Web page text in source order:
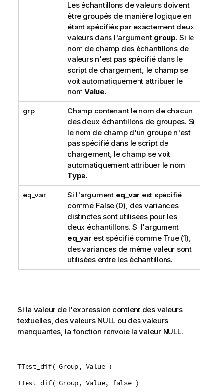
Les échantillons de valeurs doivent
être groupés de manière logique en
étant spécifiés par exactement deux
valeurs dans l'argument group. Si le
nom de champ des échantillons de
valeurs n'est pas spécifié dans le
script de chargement, le champ se
voit automatiquement attribuer le
nom Value.
grp
Champ contenant le nom de chacun
des deux échantillons de groupes. Si
le nom de champ d'un groupe n'est
pas spécifié dans le script de
chargement, le champ se voit
automatiquement attribuer le nom
Type.
eq_var Si l'argument eq_var est spécifié
comme False(0), des variances
distinctes sont utilisées pour les
deux échantillons. Si l'argument
eq_var est spécifié comme True(1),
des variances de même valeur sont
utilisées entre les échantillons.
Si la valeur de l'expression contient des valeurs
textuelles, des valeurs NULL ou des valeurs
manquantes, la fonction renvoie la valeur NULL.
TTest_dif( Group, Value )
TTest_dif( Group, Value, false )